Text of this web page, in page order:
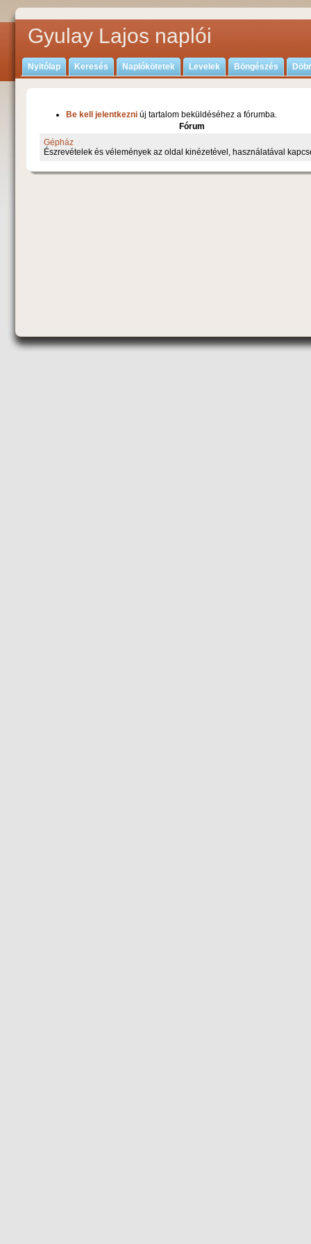
Gyulay Lajos naplói
Nyitólap Keresés Naplókötetek Levelek Böngészés
Be kell jelentkezni új tartalom beküldéséhez a fórumba.
Fórum
Gépház
Észrevételek és vélemények az oldal kinézetével, használatával